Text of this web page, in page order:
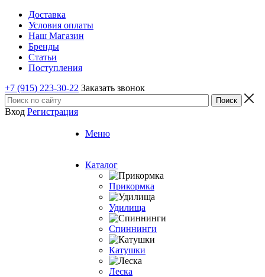
Доставка
Условия оплаты
Наш Магазин
Бренды
Статьи
Поступления
+7 (915) 223-30-22 Заказать звонок
Вход Регистрация
Меню
Каталог
Прикормка
Удилища
Спиннинги
Катушки
Леска